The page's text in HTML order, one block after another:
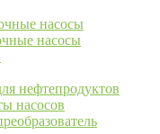
насосы
насосы
нефтепродуктов
насосов